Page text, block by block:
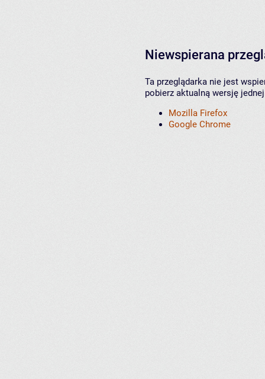
Niewspierana
Ta przeglądarka nie jest
pobierz aktualną wersję
Mozilla Firefox
Google Chrome